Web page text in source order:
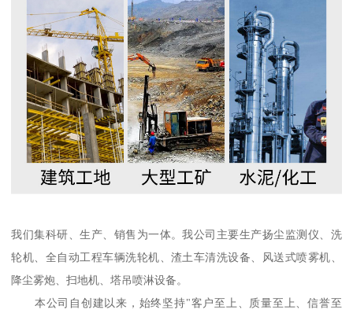
我们集科研、生产、销售为一体。我公司主要生产扬尘监测仪、洗
轮机、全自动工程车辆洗轮机、渣土车清洗设备、风送式喷雾机、
降尘雾炮、扫地机、塔吊喷淋设备。
本公司自创建以来，始终坚持"客户至上、质量至上、信誉至